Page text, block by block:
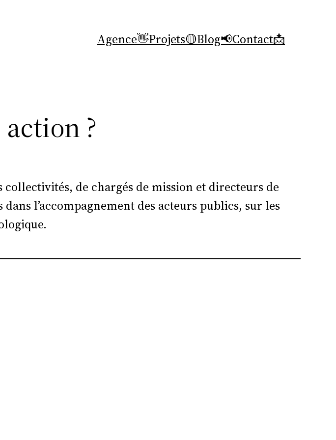
Agence👋Projets🟡Blog📢Contact📩
?
collectivités, de chargés de mission et directeurs de
l’accompagnement des acteurs publics, sur les